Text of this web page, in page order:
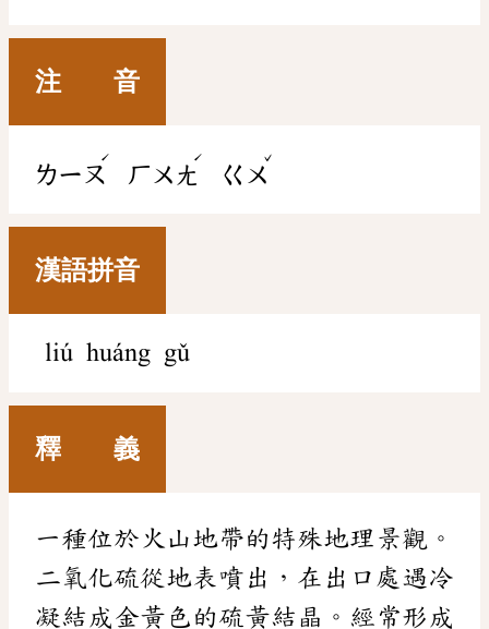
注 音
ㄌㄧㄡ
ˊ
ㄏㄨㄤ
ˊ
ㄍㄨ
ˇ
漢語拼音
liú huáng gǔ
釋 義
一種位於火山地帶的特殊地理景觀。
二氧化硫從地表噴出，在出口處遇冷
凝結成金黃色的硫黃結晶。經常形成